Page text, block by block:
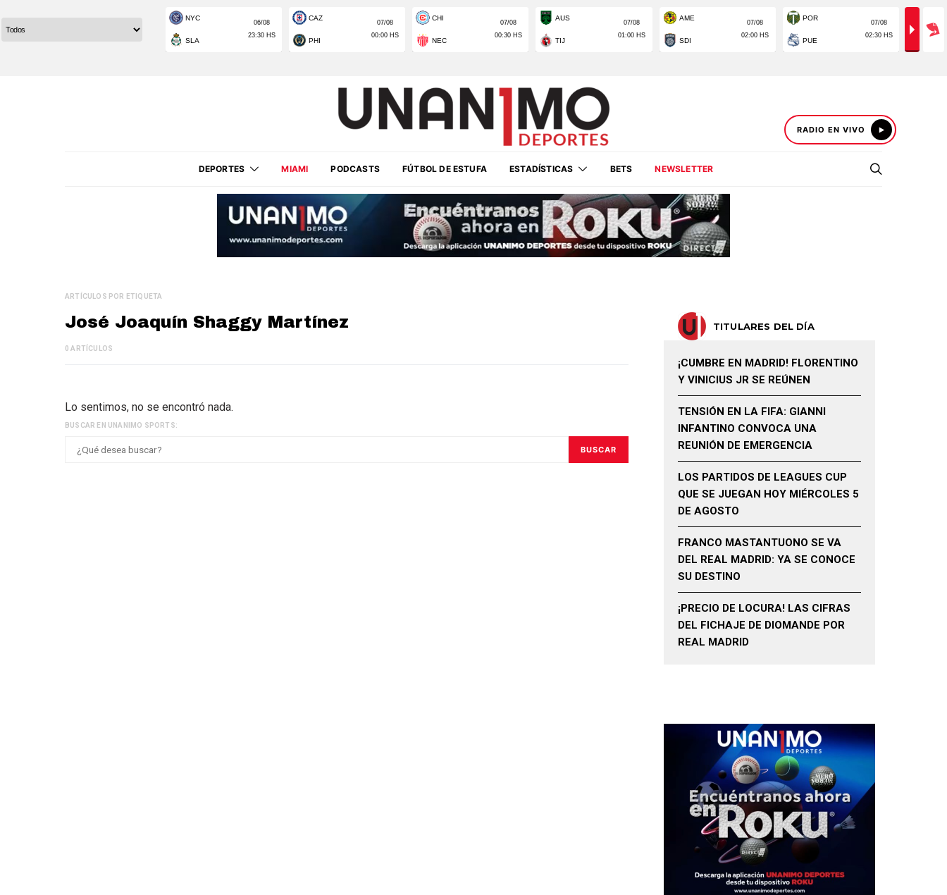
RADIO EN VIVO
DEPORTES MIAMI PODCASTS FÚTBOL DE ESTUFA ESTADÍSTICAS BETS NEWSLETTER
ARTÍCULOS POR ETIQUETA
José Joaquín Shaggy Martínez
0 ARTÍCULOS
Lo sentimos, no se encontró nada.
BUSCAR EN UNANIMO SPORTS:
BUSCAR
TITULARES DEL DÍA
¡CUMBRE EN MADRID! FLORENTINO
Y VINICIUS JR SE REÚNEN
TENSIÓN EN LA FIFA: GIANNI
INFANTINO CONVOCA UNA
REUNIÓN DE EMERGENCIA
LOS PARTIDOS DE LEAGUES CUP
QUE SE JUEGAN HOY MIÉRCOLES 5
DE AGOSTO
FRANCO MASTANTUONO SE VA
DEL REAL MADRID: YA SE CONOCE
SU DESTINO
¡PRECIO DE LOCURA! LAS CIFRAS
DEL FICHAJE DE DIOMANDE POR
REAL MADRID